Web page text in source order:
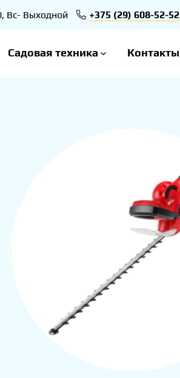
Вс- Выходной +375 (29) 608-52-52
Садовая техника Контакты